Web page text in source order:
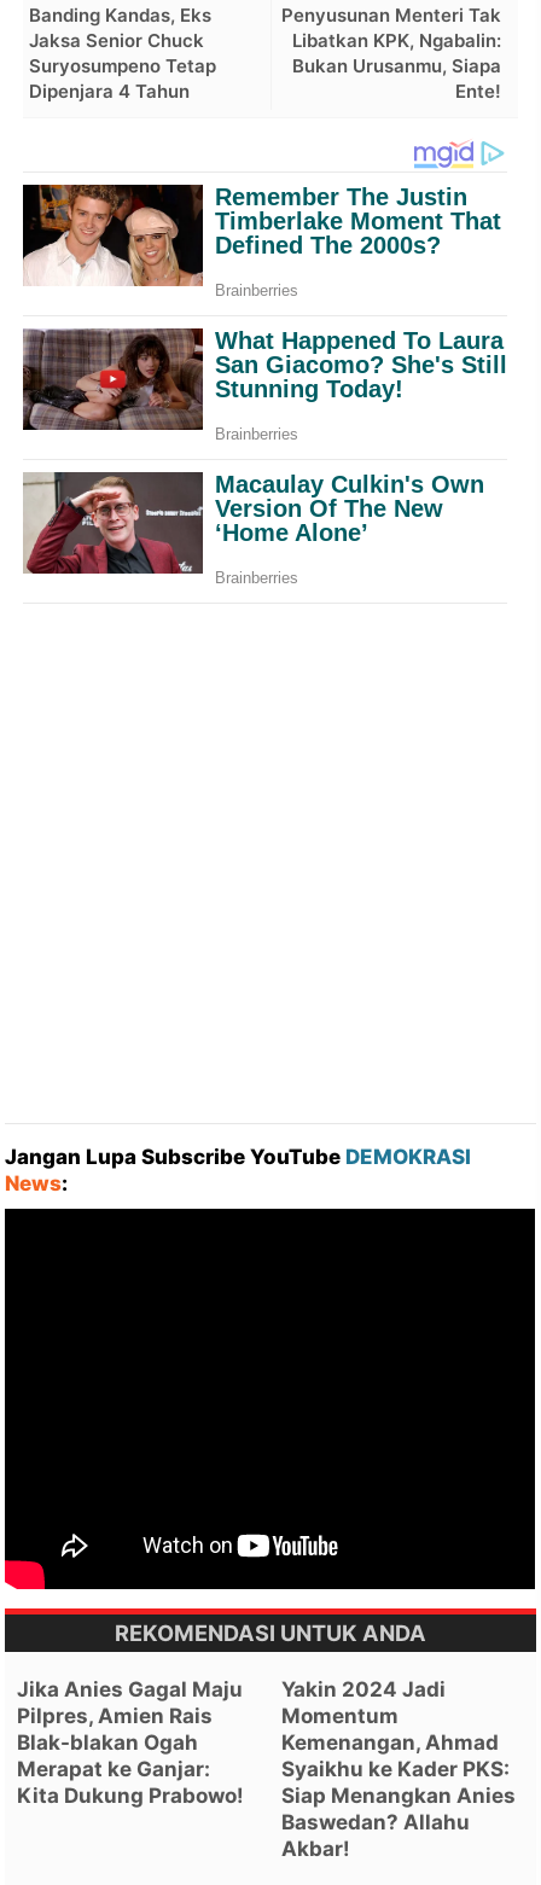
Penyusunan Menteri Tak
Libatkan KPK, Ngabalin:
Bukan Urusanmu, Siapa
Ente!
Banding Kandas, Eks
Jaksa Senior Chuck
Suryosumpeno Tetap
Dipenjara 4 Tahun
Jangan Lupa Subscribe YouTube DEMOKRASI
News:
REKOMENDASI UNTUK ANDA
Jika Anies Gagal Maju
Pilpres, Amien Rais
Blak-blakan Ogah
Merapat ke Ganjar:
Kita Dukung Prabowo!
Yakin 2024 Jadi
Momentum
Kemenangan, Ahmad
Syaikhu ke Kader PKS:
Siap Menangkan Anies
Baswedan? Allahu
Akbar!